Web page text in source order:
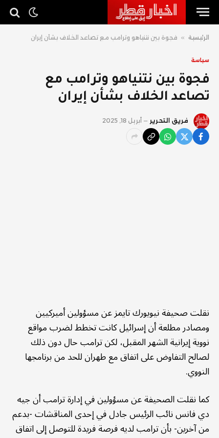
الرئيسية » فجوة بين نتنياهو وترامب مع تصاعد الخلاف بشأن إيران
سياسة
فجوة بين نتنياهو وترامب مع
تصاعد الخلاف بشأن إيران
فريق التحرير أبريل 18, 2025
نقلت صحيفة نيويورك تايمز عن مسؤولين أميركيين
ومصادر مطلعة أن إسرائيل كانت تخطط لضرب مواقع
نووية إيرانية الشهر المقبل، لكن ترامب حال دون ذلك
لصالح التفاوض على اتفاق مع طهران للحد من برنامجها
النووي.
كما نقلت الصحيفة عن مسؤولين في إدارة ترامب أن جيه
دي فانس نائب الرئيس جادل في إحدى المناقشات -بدعم
من آخرين- بأن ترامب لديه فرصة فريدة للتوصل إلى اتفاق